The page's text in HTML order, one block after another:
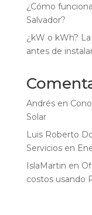
¿Cómo
Salvador?
¿kW o kWh?
antes de
Andrésen
Solar
Luis Roberto
Servicios en
IslaMartin en
costos usando